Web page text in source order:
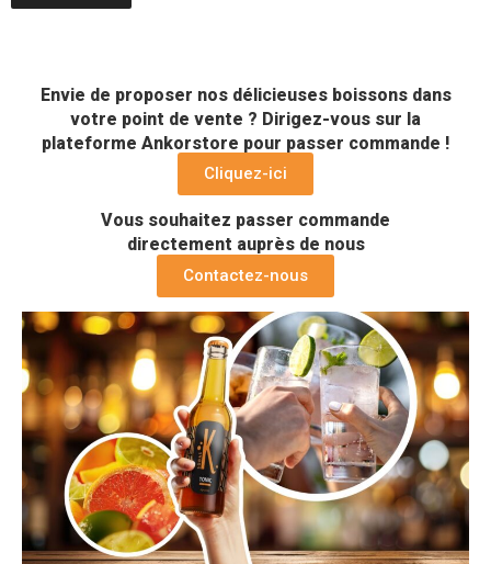
Envie de proposer nos délicieuses boissons dans
votre point de vente ? Dirigez-vous sur la
plateforme Ankorstore pour passer commande !
Cliquez-ici
Vous souhaitez passer commande
directement auprès de nous
Contactez-nous